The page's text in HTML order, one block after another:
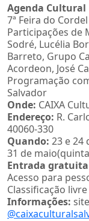
Agenda Cultural
7ª Feira do
Participações de
Sodré, Lucélia
Barreto, Grupo
Acordeon, José
Programação
Salvador
Onde: CAIXA
Endereço: R.
40060-330
Quando: 23 e 24
31 de
Entrada gratuita
Acesso para
Classificação livre
Informações: